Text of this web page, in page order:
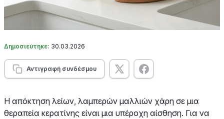
Δημοσιεύτηκε: 30.03.2026
Αντιγραφή συνδέσμου
Η απόκτηση λείων, λαμπερών μαλλιών χάρη σε μια
θεραπεία κερατίνης είναι μια υπέροχη αίσθηση. Για να